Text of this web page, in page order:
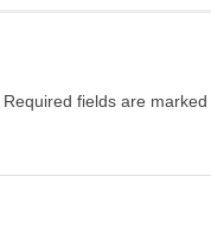
Required fields are marked